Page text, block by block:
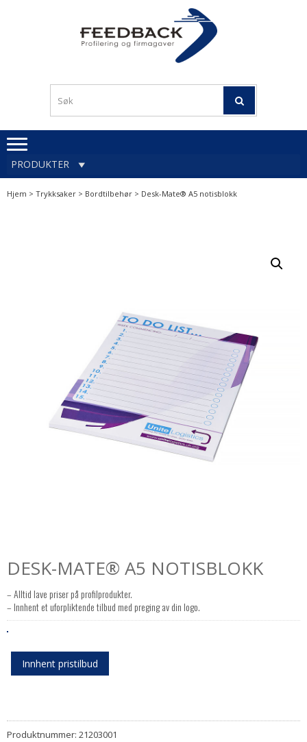
PRODUKTER
Hjem > Trykksaker > Bordtilbehør > Desk-Mate® A5 notisblokk
DESK-MATE® A5 NOTISBLOKK
– Alltid lave priser på profilprodukter.
– Innhent et uforpliktende tilbud med preging av din logo.
Innhent pristilbud
Produktnummer: 21203001